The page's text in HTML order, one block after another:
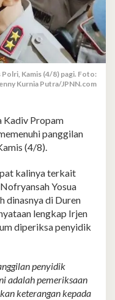
Polri, Kamis (4/8) pagi. Foto:
Kurnia Putra/JPNN.com
Kadiv Propam
panggilan
(4/8).
kalinya terkait
Yosua
dinasnya di Duren
lengkap Irjen
diperiksa penyidik
penyidik
adalah pemeriksaan
keterangan kepada